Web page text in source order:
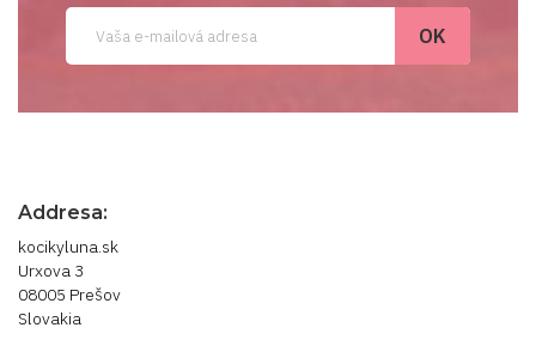
Addresa:
kocikyluna.sk
Urxova 3
08005 Prešov
Slovakia